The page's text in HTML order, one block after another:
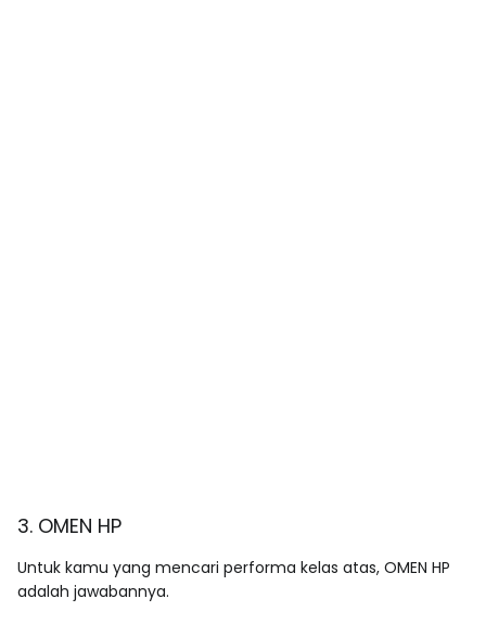
3. OMEN HP
Untuk kamu yang mencari performa kelas atas, OMEN HP
adalah jawabannya.